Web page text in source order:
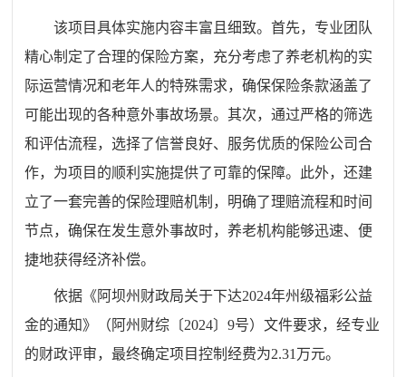
该项目具体实施内容丰富且细致。首先，专业团队
精心制定了合理的保险方案，充分考虑了养老机构的实
际运营情况和老年人的特殊需求，确保保险条款涵盖了
可能出现的各种意外事故场景。其次，通过严格的筛选
和评估流程，选择了信誉良好、服务优质的保险公司合
作，为项目的顺利实施提供了可靠的保障。此外，还建
立了一套完善的保险理赔机制，明确了理赔流程和时间
节点，确保在发生意外事故时，养老机构能够迅速、便
捷地获得经济补偿。
依据《阿坝州财政局关于下达2024年州级福彩公益
金的通知》（阿州财综〔2024〕9号）文件要求，经专业
的财政评审，最终确定项目控制经费为2.31万元。